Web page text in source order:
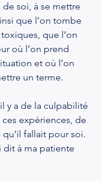
soi, à se mettre
que l’on tombe
que l’on
où l’on prend
et où l’on
un terme.
y a de la culpabilité
ces expériences, de
fallait pour soi.
dit à ma patiente